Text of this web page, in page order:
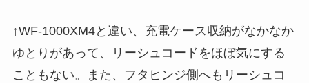
↑WF-1000XM4と違い、充電ケース収納がなかなか
ゆとりがあって、リーシュコードをほぼ気にする
こともない。また、フタヒンジ側へもリーシュコ